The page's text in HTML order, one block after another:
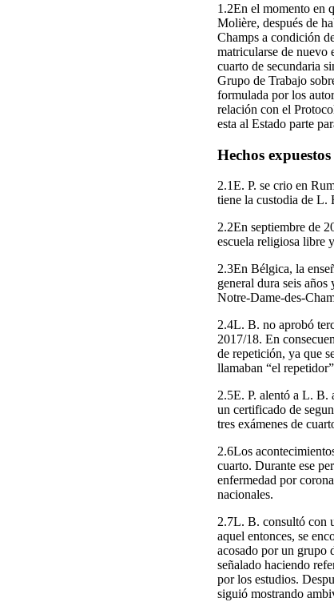
1.2En el momento en
Molière, después de
Champs a condición
matricularse de nuevo
cuarto de secundaria
Grupo de Trabajo
formulada por los
relación con el
esta al Estado parte
Hechos
2.1E. P. se crio en
tiene la custodia de L.
2.2En septiembre de
escuela religiosa libre
2.3En Bélgica, la
general dura seis
Notre-Dame-des-
2.4L. B. no aprobó
2017/18. En
de repetición, ya que
llamaban “el
2.5E. P. alentó a L. B.
un certificado de
tres exámenes de
2.6Los
cuarto. Durante ese
enfermedad por
nacionales.
2.7L. B. consultó con
aquel entonces, se
acosado por un grupo
señalado haciendo
por los estudios.
siguió mostrando